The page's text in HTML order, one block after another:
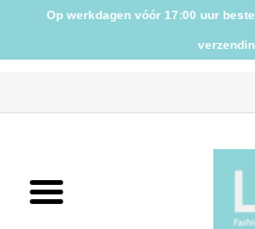
Home
Op werkdagen vóór 17:00 uur